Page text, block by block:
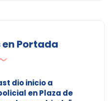
Portada
dio inicio a
en Plaza de